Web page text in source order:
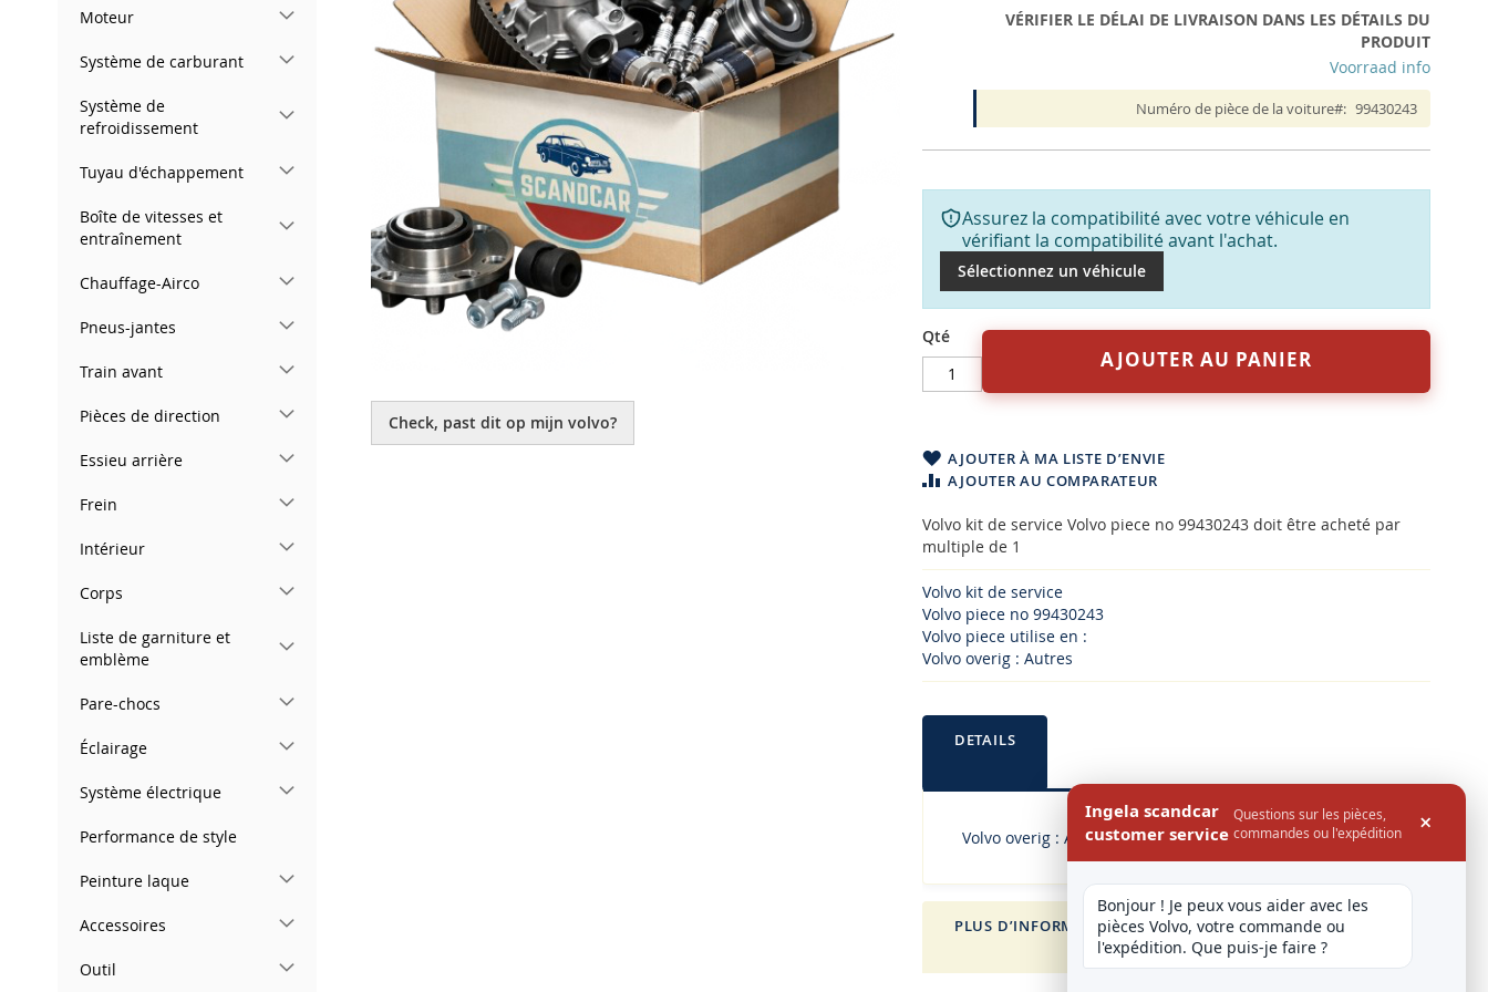
gallery
to
the
beginning
VÉRIFIER LE DÉLAI DE LIVRAISON DANS LES DÉTAILS DU
PRODUIT
Voorraad info
Numéro de pièce de la voiture 99430243
Assurez la compatibilité avec votre véhicule en
vérifiant la compatibilité avant l'achat.
Sélectionnez un véhicule
Qté
AJOUTER AU PANIER
AJOUTER À MA LISTE D’ENVIE
AJOUTER AU COMPARATEUR
Volvo kit de service Volvo piece no 99430243 doit être acheté par
multiple de 1
Volvo kit de service
Volvo piece no 99430243
Volvo piece utilise en :
Volvo overig : Autres
DETAILS
Volvo overig : Autres
PLUS D’INFORMATION FOR VOLVO
Check, past dit op mijn volvo?
Moteur
Système de carburant
Système de
refroidissement
Tuyau d'échappement
Boîte de vitesses et
entraînement
Chauffage-Airco
Pneus-jantes
Train avant
Pièces de direction
Essieu arrière
Frein
Intérieur
Corps
Liste de garniture et
emblème
Pare-chocs
Éclairage
Système électrique
Performance de style
Peinture laque
Accessoires
Outil
Ingela scandcar
customer service
Questions sur les pièces,
commandes ou l'expédition
×
Bonjour ! Je peux vous aider avec les
pièces Volvo, votre commande ou
l'expédition. Que puis-je faire ?